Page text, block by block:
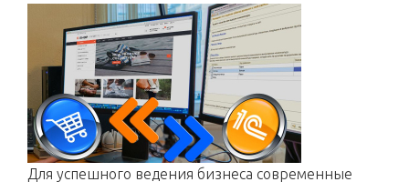
Для успешного ведения бизнеса современные